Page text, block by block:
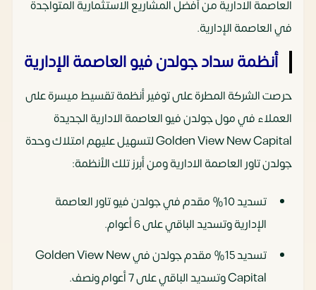
العاصمة الادارية من أفضل المشاريع الاستثمارية المتواجدة
في العاصمة الإدارية.
أنظمة سداد جولدن فيو العاصمة الإدارية
حرصت الشركة المطرة على توفير أنظمة تقسيط ميسرة على
العملاء في مول جولدن فيو العاصمة الادارية الجديدة
Golden View New Capital لتسهيل عليهم امتلاك وحدة
جولدن تاور العاصمة الادارية ومن أبرز تلك الأنظمة:
تسديد 10% مقدم في جولدن فيو تاور العاصمة
الإدارية وتسديد الباقي على 6 أعوام.
تسديد 15% مقدم جولدن في Golden View New
Capital وتسديد الباقي على 7 أعوام ونصف.